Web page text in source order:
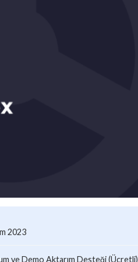
2023
ve Demo Aktarım Desteği (Ücretli)